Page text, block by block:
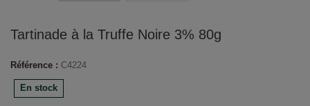
Tartinade à la Truffe Noire 3% 80g
Référence : C4224
En stock